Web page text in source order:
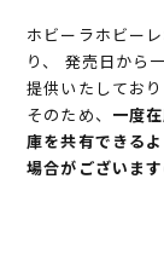
ホビーラホビー
り、 発売日から
提供いたしており
そのため、 一度
庫を共有できる
場合がございます